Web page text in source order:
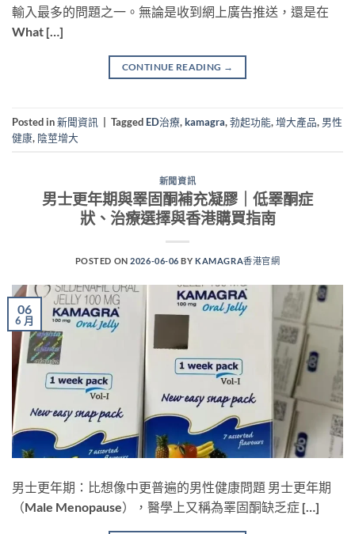
輸入最多的問題之一。無論是收到網上廣告推送，還是在
What […]
CONTINUE READING →
Posted in新聞資訊 | Tagged ED治療,kamagra,勃起功能,增大產品, 男性
健康, 陰莖增大
新聞資訊
男士更年期與睪固酮補充凝膠｜低睪酮症
狀、治療選擇與香港購買指南
POSTED ON2026-06-06 BYKAMAGRA香港官網
06
6 月
男士更年期：比想像中更普遍的男性健康問題 男士更年期
（Male Menopause），醫學上又稱為睪固酮缺乏症 […]